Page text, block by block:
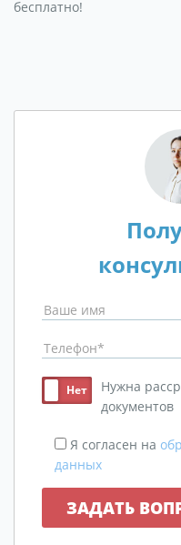
бесплатно!
Нужна
документов
Я согласен на
данных